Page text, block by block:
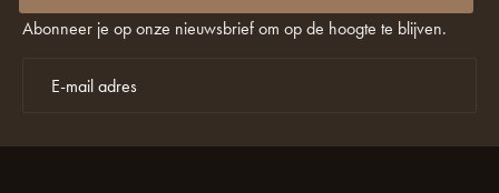
Abonneer je op onze nieuwsbrief om op de hoogte te blijven.